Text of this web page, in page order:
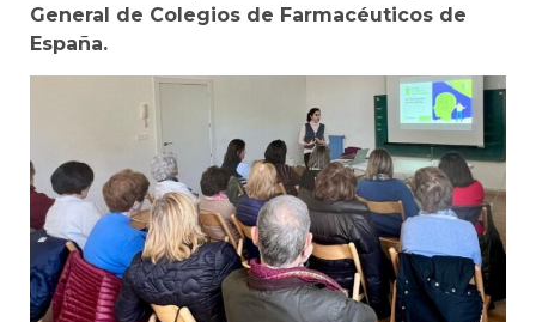
General de Colegios de Farmacéuticos de
España.